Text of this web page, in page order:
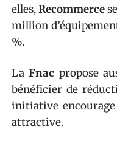
elles,Recommerce
million
%.
LaFnac propose
bénéficier de
initiative
attractive.